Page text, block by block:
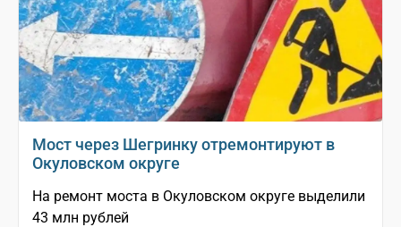
Мост через Шегринку отремонтируют в
Окуловском округе
На ремонт моста в Окуловском округе выделили
43 млн рублей